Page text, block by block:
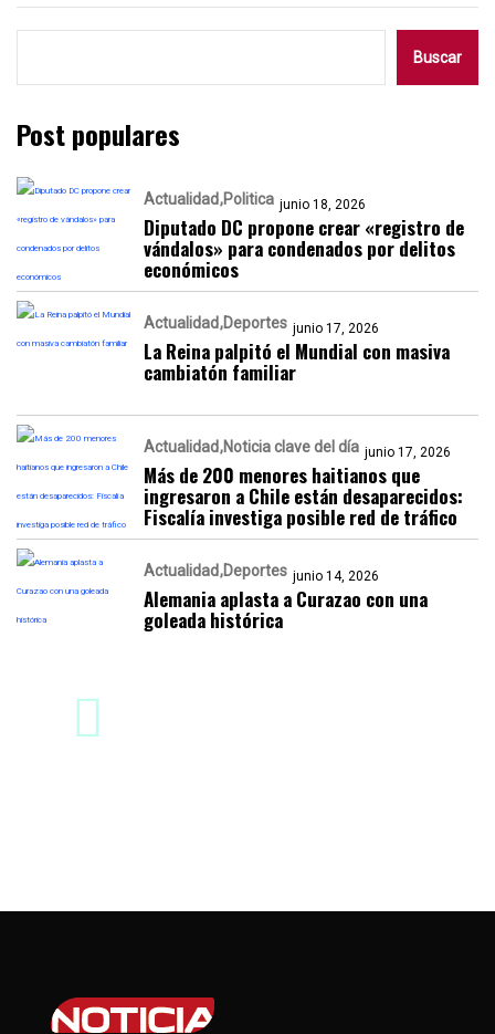
Buscar
Post populares
Actualidad Politica junio 18, 2026
Diputado DC propone crear «registro de
vándalos» para condenados por delitos
económicos
Actualidad Deportes junio 17, 2026
La Reina palpitó el Mundial con masiva
cambiatón familiar
Actualidad Noticia clave del día junio 17, 2026
Más de 200 menores haitianos que
ingresaron a Chile están desaparecidos:
Fiscalía investiga posible red de tráfico
Actualidad Deportes junio 14, 2026
Alemania aplasta a Curazao con una
goleada histórica